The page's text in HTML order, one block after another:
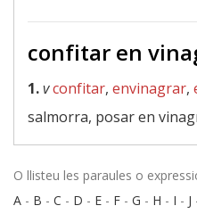
confitar en
1.vconfitar, envinagrar,
salmorra, posar en
O llisteu les paraules o
A - B - C - D - E - F - G - H - I - J